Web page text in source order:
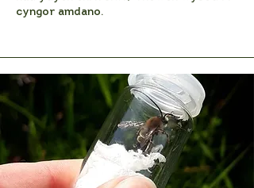
cyngor amdano.